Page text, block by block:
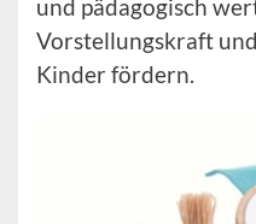
und pädagogisch
Vorstellungskraft
Kinder fördern.